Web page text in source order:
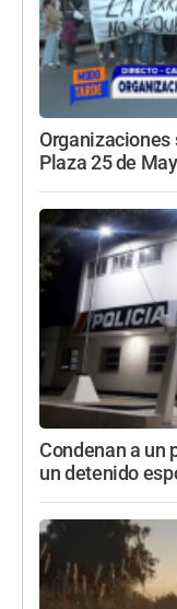
Organizaciones
Plaza 25 de
Condenan a un
un detenido